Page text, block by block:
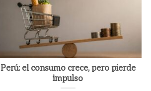
Perú: el consumo crece, pero pierde
impulso